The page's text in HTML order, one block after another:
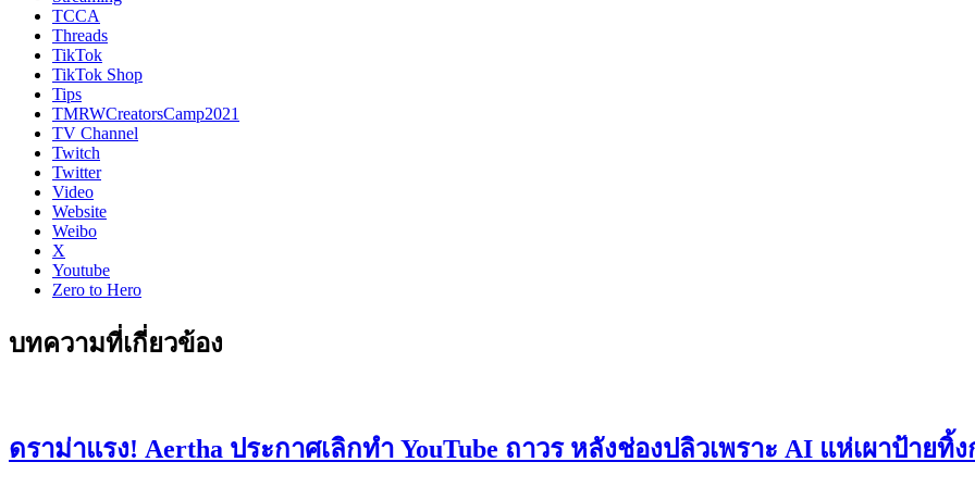
TCCA
Threads
TikTok
TikTok Shop
Tips
TMRWCreatorsCamp2021
TV Channel
Twitch
Twitter
Video
Website
Weibo
X
Youtube
Zero to Hero
บทความที่เกี่ยวข้อง
ดราม่าแรง! Aertha ประกาศเลิกทำ YouTube ถาวร หลังช่องปลิวเพราะ AI แห่เผาป้ายทิ้